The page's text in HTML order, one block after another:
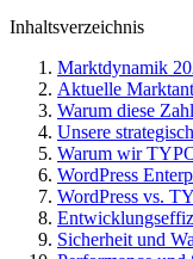
Inhaltsverzeichnis
Marktdynamik
Aktuelle
Warum diese
Unsere
Warum wir
WordPress
WordPress vs.
Sicherheit und